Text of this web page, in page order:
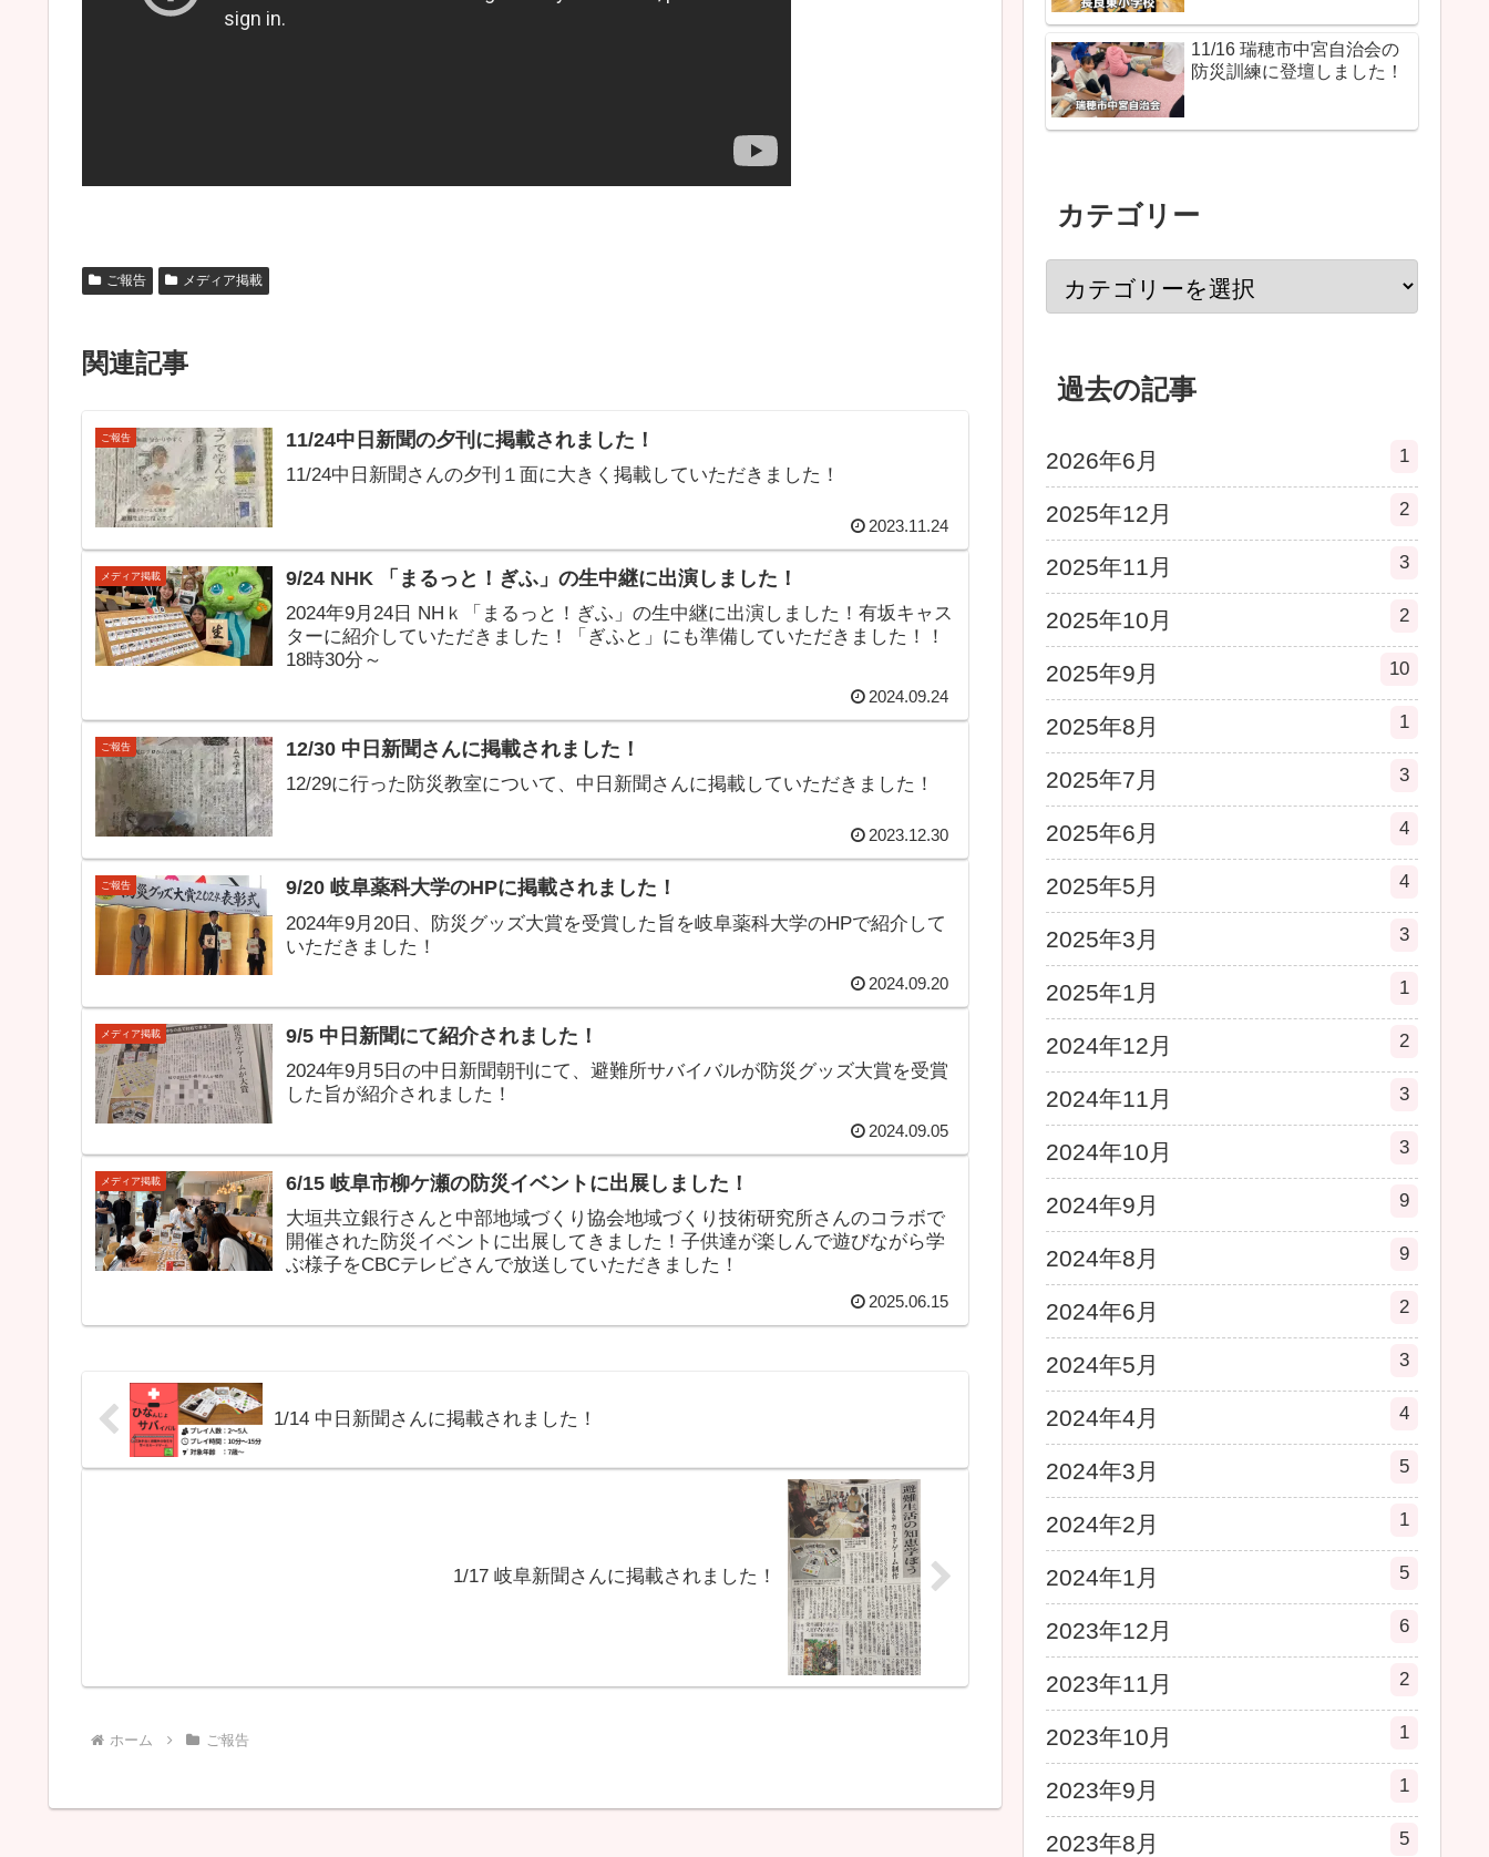
ご報告 メディア掲載
関連記事
ご報告 11/24中日新聞の夕刊に掲載されました！
11/24中日新聞さんの夕刊１面に大きく掲載していただきました！
2023.11.24
メディア掲載 9/24 NHK 「まるっと！ぎふ」の生中継に出演しました！
2024年9月24日 NHｋ「まるっと！ぎふ」の生中継に出演しました！有坂キャス
ターに紹介していただきました！「ぎふと」にも準備していただきました！！
18時30分～
2024.09.24
ご報告 12/30 中日新聞さんに掲載されました！
12/29に行った防災教室について、中日新聞さんに掲載していただきました！
2023.12.30
ご報告 9/20 岐阜薬科大学のHPに掲載されました！
2024年9月20日、防災グッズ大賞を受賞した旨を岐阜薬科大学のHPで紹介して
いただきました！
2024.09.20
メディア掲載 9/5 中日新聞にて紹介されました！
2024年9月5日の中日新聞朝刊にて、避難所サバイバルが防災グッズ大賞を受賞
した旨が紹介されました！
2024.09.05
メディア掲載 6/15 岐阜市柳ケ瀬の防災イベントに出展しました！
大垣共立銀行さんと中部地域づくり協会地域づくり技術研究所さんのコラボで
開催された防災イベントに出展してきました！子供達が楽しんで遊びながら学
ぶ様子をCBCテレビさんで放送していただきました！
2025.06.15
1/14 中日新聞さんに掲載されました！
1/17 岐阜新聞さんに掲載されました！
ホーム ご報告
11/16 瑞穂市中宮自治会の
防災訓練に登壇しました！
カテゴリー
過去の記事
2026年6月 1
2025年12月 2
2025年11月 3
2025年10月 2
2025年9月 10
2025年8月 1
2025年7月 3
2025年6月 4
2025年5月 4
2025年3月 3
2025年1月 1
2024年12月 2
2024年11月 3
2024年10月 3
2024年9月 9
2024年8月 9
2024年6月 2
2024年5月 3
2024年4月 4
2024年3月 5
2024年2月 1
2024年1月 5
2023年12月 6
2023年11月 2
2023年10月 1
2023年9月 1
2023年8月 5